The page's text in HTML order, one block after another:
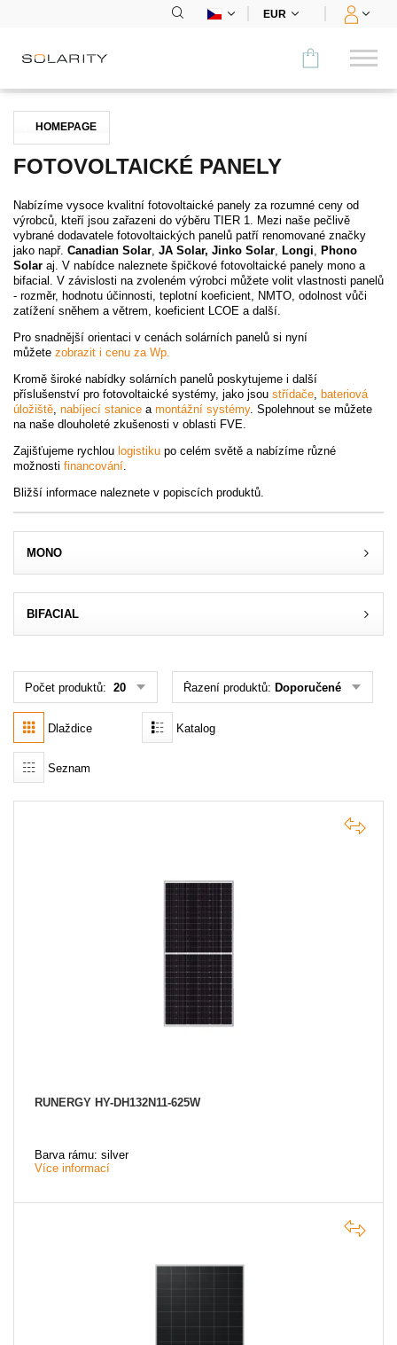
EUR
KATEGORIE
Střídače
Bateriová úložiště
Nabíjecí stanice
Montážní systémy
Příslušenství
MENU
Menu
HOMEPAGE
FOTOVOLTAICKÉ PANELY
Nabízíme vysoce kvalitní fotovoltaické panely za rozumné ceny od
výrobců, kteří jsou zařazeni do výběru TIER 1. Mezi naše pečlivě
vybrané dodavatele fotovoltaických panelů patří renomované značky
jako např. Canadian Solar, JA Solar, Jinko Solar, Longi, Phono
Solar aj. V nabídce naleznete špičkové fotovoltaické panely mono a
bifacial. V závislosti na zvoleném výrobci můžete volit vlastnosti panelů
- rozměr, hodnotu účinnosti, teplotní koeficient, NMTO, odolnost vůči
zatížení sněhem a větrem, koeficient LCOE a další.
Pro snadnější orientaci v cenách solárních panelů si nyní
můžete zobrazit i cenu za Wp.
Kromě široké nabídky solárních panelů poskytujeme i další
příslušenství pro fotovoltaické systémy, jako jsou střídače, bateriová
úložiště, nabíjecí stanice a montážní systémy. Spolehnout se můžete
na naše dlouholeté zkušenosti v oblasti FVE.
Zajišťujeme rychlou logistiku po celém světě a nabízíme různé
možnosti financování.
Bližší informace naleznete v popiscích produktů.
MONO
BIFACIAL
Počet produktů: 20 Řazení produktů: Doporučené
Dlaždice Katalog
Seznam
RUNERGY HY-DH132N11-625W
Barva rámu: silver
Více informací